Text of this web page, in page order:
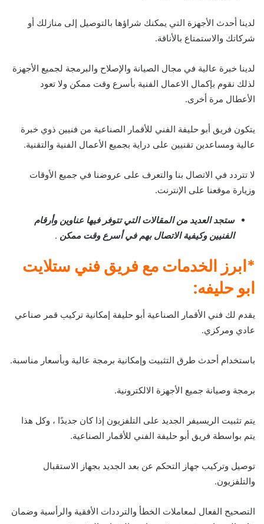
لدينا أحدث الأجهزة التي يمكنك شراؤها بالتوصيل إلى منازلك أو
شركاتك والاستمتاع بالأناقة.
لدينا خبرة عالية في مجال الصيانة والإصلاح والبرمجة لجميع الأجهزة
لذلك نقوم بإكمال الاعمال الفنية بأسرع وقت ممكن ولا تعود
الأعطال مرة أخرى.
يتكون فريق أبو حليفة الفني للأقمار الصناعية من فنيين ذوي خبرة
عالية ومساعدين تقنيين على دراية بجميع الأعمال الفنية والتقنية.
لا تتردد في الاتصال بنا والتعرف على عروضنا في جميع الأوقات
وزيارة موقعنا على الإنترنت.
ستجد العديد من المقالات التي تتوفر فيها عناوين وأرقام
الفنيين وكيفية الاتصال بهم في أسرع وقت ممكن .
*ابرز الخدمات مع فريق فني ستلايت
ابو حليفه:
يقدم لك فني الأقمار الصناعية أبو حليفة إمكانية تركيب قمر صناعي
عادي ومركزي.
باستخدام أحدث طرق التثبيت وإمكانية برمجة عالية وبأسعار مناسبة.
برمجة وصيانة جميع الأجهزة الالكترونية.
يتم تثبيت الريسيفر الجديد على التلفزيون إذا كان جديدًا ، وكل هذا
يتم بواسطة فريق أبو حليفة الفني للأقمار الصناعية.
توصيل وتركيب جهاز التحكم عن بعد الجديد بجهاز الاستقبال
والتلفزيون.
التصحيح الفعال لمعاملات الخطأ والترددات الأفقية والرأسية وضمان